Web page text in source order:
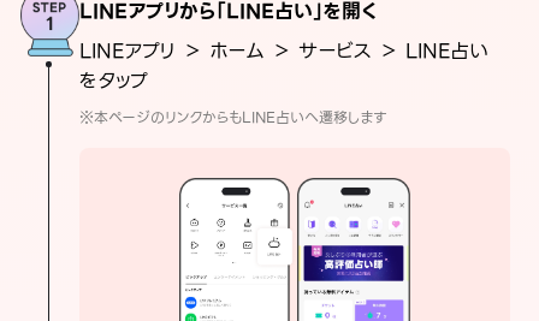
LINEアプリから「LINE占い」を開く
LINEアプリ ＞ ホーム ＞ サービス ＞ LINE占い
をタップ
※本ページのリンクからもLINE占いへ遷移します